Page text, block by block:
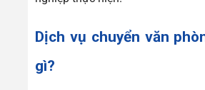
Dịch vụ chuyển văn
gì?